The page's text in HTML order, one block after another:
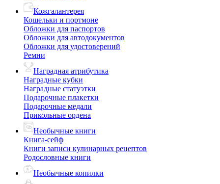
Кожгалантерея
Кошельки и портмоне
Обложки для паспортов
Обложки для автодокументов
Обложки для удостоверений
Ремни
Наградная атрибутика
Наградные кубки
Наградные статуэтки
Подарочные плакетки
Подарочные медали
Прикольные ордена
Необычные книги
Книга-сейф
Книги записи кулинарных рецептов
Родословные книги
Необычные копилки